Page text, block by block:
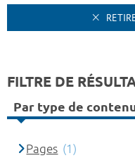
FILTRE DE
Par type de
Pages (1)